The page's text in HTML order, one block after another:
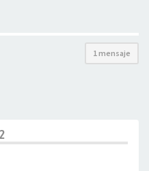
1 mensaje